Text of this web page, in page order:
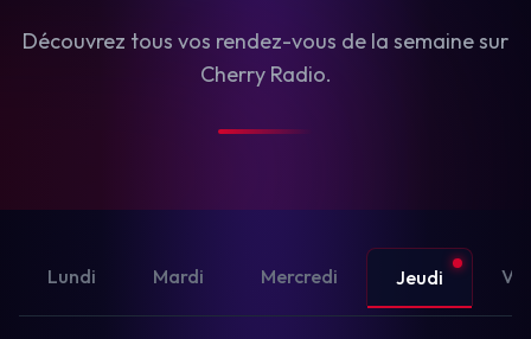
Découvrez tous vos rendez-vous de la semaine sur
Cherry Radio.
Lundi Mardi Mercredi Jeudi